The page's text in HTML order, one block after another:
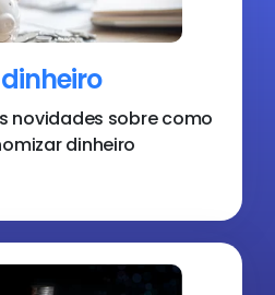
novidades sobre como
dinheiro